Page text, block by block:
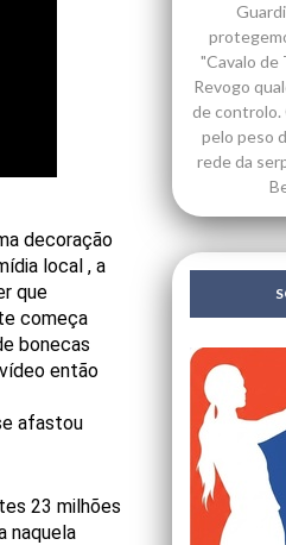
decoração
local , a
que
começa
bonecas
então
afastou
23 milhões
naquela
"Cavalo de
Revogo
de controlo.
pelo peso
rede da